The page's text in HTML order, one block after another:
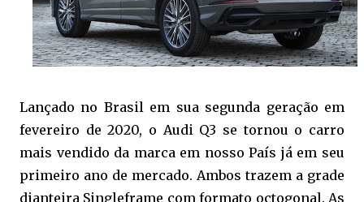
Lançado no Brasil em sua segunda geração em
fevereiro de 2020, o Audi Q3 se tornou o carro
mais vendido da marca em nosso País já em seu
primeiro ano de mercado. Ambos trazem a grade
dianteira Singleframe com formato octogonal. As